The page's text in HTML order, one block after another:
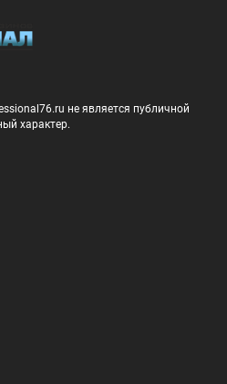
не является публичной
характер.